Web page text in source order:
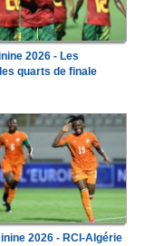
2026 - Les
quarts de finale
2026 - RCI-Algérie